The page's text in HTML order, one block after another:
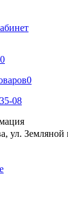
0
0
08
ул. Земляной